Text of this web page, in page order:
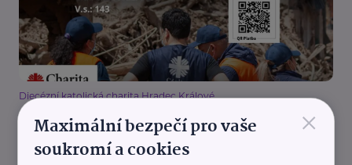
Diecézní katolická charita Hradec Králové
Venezuela po ničivém zemětřesení potřebuje
pomoc. Charita Česká republika vyhlásila
veřejnou sbírku
×
Maximální bezpečí pro vaše
soukromí a cookies